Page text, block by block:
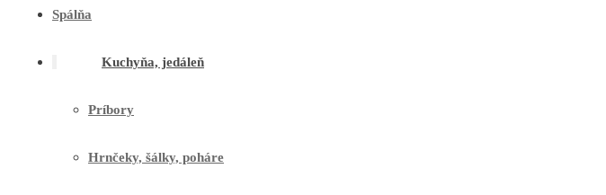
Spálňa
Kuchyňa, jedáleň
Príbory
Hrnčeky, šálky, poháre